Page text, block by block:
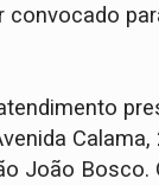
convocado
Calama,
João Bosco.